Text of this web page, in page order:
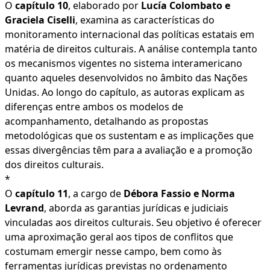
O capítulo 10, elaborado por Lucía Colombato e
Graciela Ciselli, examina as características do
monitoramento internacional das políticas estatais em
matéria de direitos culturais. A análise contempla tanto
os mecanismos vigentes no sistema interamericano
quanto aqueles desenvolvidos no âmbito das Nações
Unidas. Ao longo do capítulo, as autoras explicam as
diferenças entre ambos os modelos de
acompanhamento, detalhando as propostas
metodológicas que os sustentam e as implicações que
essas divergências têm para a avaliação e a promoção
dos direitos culturais.
*
O capítulo 11, a cargo de Débora Fassio e Norma
Levrand, aborda as garantias jurídicas e judiciais
vinculadas aos direitos culturais. Seu objetivo é oferecer
uma aproximação geral aos tipos de conflitos que
costumam emergir nesse campo, bem como às
ferramentas jurídicas previstas no ordenamento